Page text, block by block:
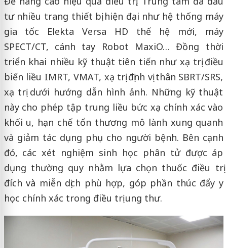
tư nhiều trang thiết bị hiện đại như hệ thống máy
gia tốc Elekta Versa HD thế hệ mới, máy
SPECT/CT, cánh tay Robot MaxiO… Đồng thời
triển khai nhiều kỹ thuật tiên tiến như xạ trị điều
biến liều IMRT, VMAT, xạ trị định vị thân SBRT/SRS,
xạ trị dưới hướng dẫn hình ảnh. Những kỹ thuật
này cho phép tập trung liều bức xạ chính xác vào
khối u, hạn chế tổn thương mô lành xung quanh
và giảm tác dụng phụ cho người bệnh. Bên cạnh
đó, các xét nghiệm sinh học phân tử được áp
dụng thường quy nhằm lựa chọn thuốc điều trị
đích và miễn dịch phù hợp, góp phần thúc đẩy y
học chính xác trong điều trị ung thư.